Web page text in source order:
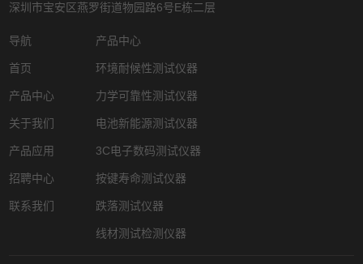
深圳市宝安区燕罗街道物园路6号E栋二层
导航
首页
产品中心
关于我们
产品应用
招聘中心
联系我们
产品中心
环境耐候性测试仪器
力学可靠性测试仪器
电池新能源测试仪器
3C电子数码测试仪器
按键寿命测试仪器
跌落测试仪器
线材测试检测仪器